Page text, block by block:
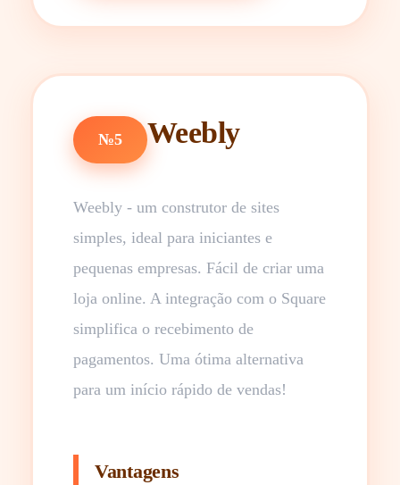
№5 Weebly
Weebly - um construtor de sites
simples, ideal para iniciantes e
pequenas empresas. Fácil de criar uma
loja online. A integração com o Square
simplifica o recebimento de
pagamentos. Uma ótima alternativa
para um início rápido de vendas!
Vantagens